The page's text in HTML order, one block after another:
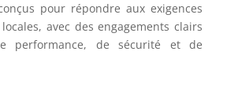
pour répondre aux exigences
avec des engagements clairs
performance, de sécurité et de